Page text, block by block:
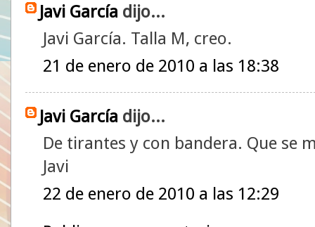
Javi García dijo...
Javi García. Talla M, creo.
21 de enero de 2010 a las 18:38
Javi García dijo...
De tirantes y con bandera. Que se
Javi
22 de enero de 2010 a las 12:29